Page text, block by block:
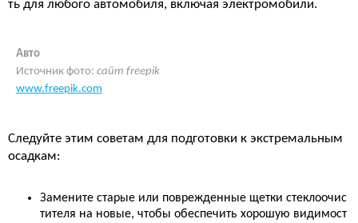
ть для любого автомобиля, включая электромобили.
Авто
Источник фото: сайт freepik
www.freepik.com
Следуйте этим советам для подготовки к экстремальным
осадкам:
Замените старые или поврежденные щетки стеклоочис
тителя на новые, чтобы обеспечить хорошую видимост